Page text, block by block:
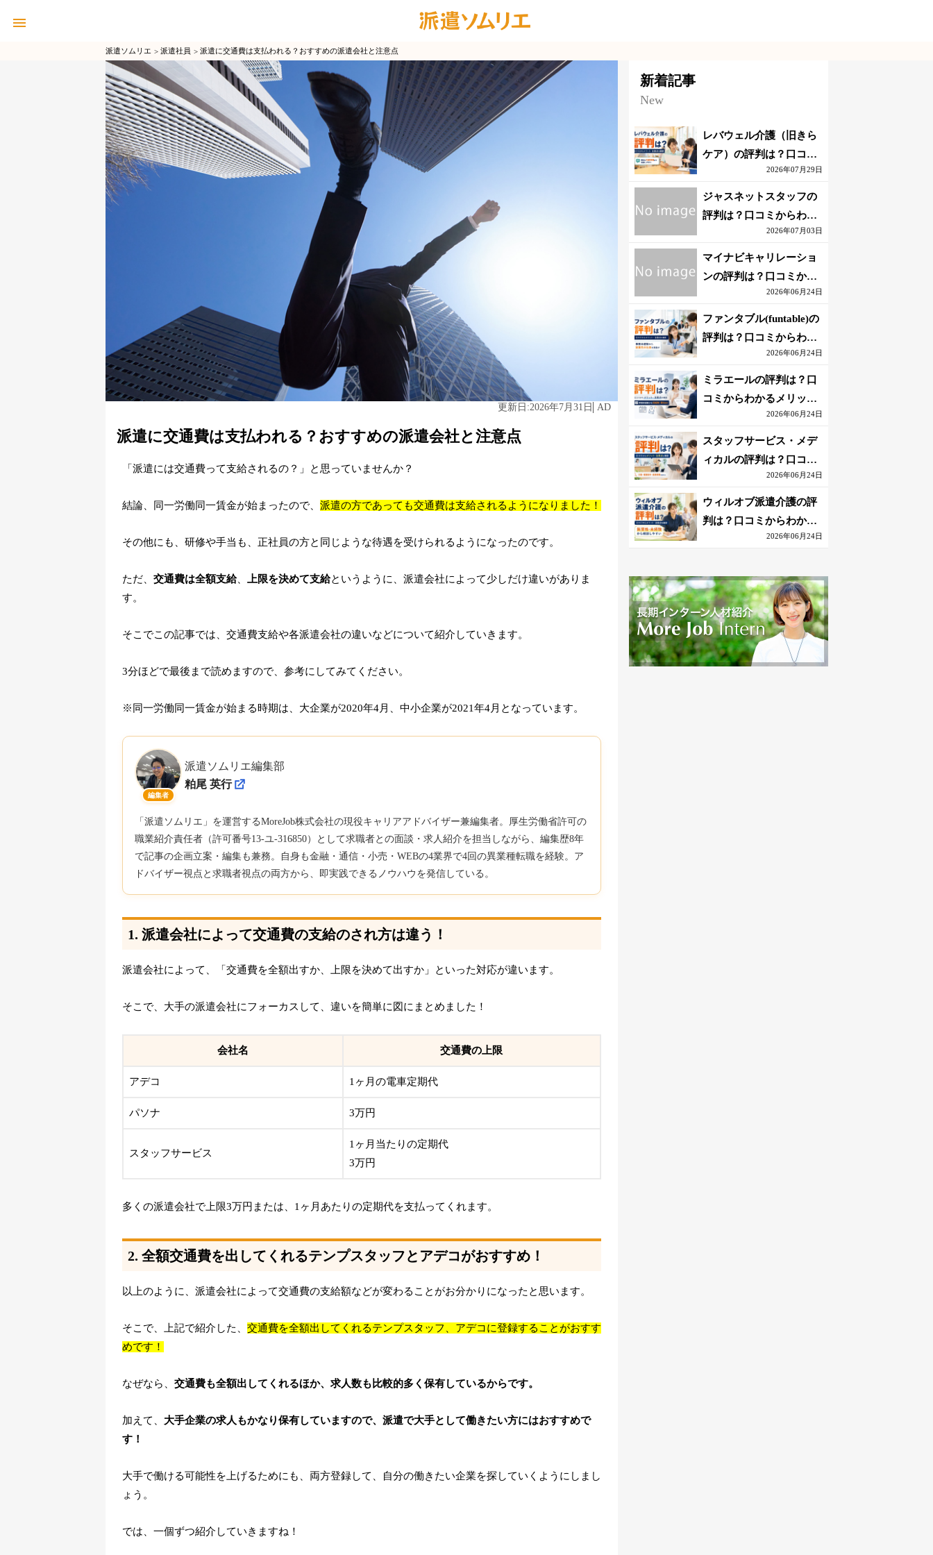
派遣ソムリエ 派遣社員 派遣に交通費は支払われる？おすすめの派遣会社と注意点
更新日:2026年7月31日 AD
派遣に交通費は支払われる？おすすめの派遣会社と注意点
「派遣には交通費って支給されるの？」と思っていませんか？
結論、同一労働同一賃金が始まったので、 派遣の方であっても交通費は支給されるようになりました！
その他にも、研修や手当も、正社員の方と同じような待遇を受けられるようになったのです。
ただ、 交通費は全額支給、 上限を決めて支給というように、派遣会社によって少しだけ違いがありま
す。
そこでこの記事では、交通費支給や各派遣会社の違いなどについて紹介していきます。
3分ほどで最後まで読めますので、参考にしてみてください。
※同一労働同一賃金が始まる時期は、大企業が2020年4月、中小企業が2021年4月となっています。
編集者
派遣ソムリエ編集部
粕尾 英行
「派遣ソムリエ」を運営するMoreJob株式会社の現役キャリアアドバイザー兼編集者。厚生労働省許可の
職業紹介責任者（許可番号13-ユ-316850）として求職者との面談・求人紹介を担当しながら、編集歴8年
で記事の企画立案・編集も兼務。自身も金融・通信・小売・WEBの4業界で4回の異業種転職を経験。ア
ドバイザー視点と求職者視点の両方から、即実践できるノウハウを発信している。
1. 派遣会社によって交通費の支給のされ方は違う！
派遣会社によって、「交通費を全額出すか、上限を決めて出すか」といった対応が違います。
そこで、大手の派遣会社にフォーカスして、違いを簡単に図にまとめました！
会社名 交通費の上限
アデコ 1ヶ月の電車定期代
パソナ 3万円
スタッフサービス
1ヶ月当たりの定期代
3万円
多くの派遣会社で上限3万円または、1ヶ月あたりの定期代を支払ってくれます。
2. 全額交通費を出してくれるテンプスタッフとアデコがおすすめ！
以上のように、派遣会社によって交通費の支給額などが変わることがお分かりになったと思います。
そこで、上記で紹介した、 交通費を全額出してくれるテンプスタッフ、アデコに登録することがおすす
めです！
なぜなら、 交通費も全額出してくれるほか、求人数も比較的多く保有しているからです。
加えて、 大手企業の求人もかなり保有していますので、派遣で大手として働きたい方にはおすすめで
す！
大手で働ける可能性を上げるためにも、両方登録して、自分の働きたい企業を探していくようにしまし
ょう。
では、一個ずつ紹介していきますね！
新着記事
New
レバウェル介護（旧きら
ケア）の評判は？口コミ
からわかるメリット・注
意点を解説
2026年07月29日
ジャスネットスタッフの
評判は？口コミからわか
るメリット・注意点を解
説
2026年07月03日
マイナビキャリレーショ
ンの評判は？口コミから
わかるメリット・注意点
を解説
2026年06月24日
ファンタブル(funtable)の
評判は？口コミからわか
るメリット・注意点を解
説
2026年06月24日
ミラエールの評判は？口
コミからわかるメリッ
ト・注意点を解説2026年06月24日
スタッフサービス・メデ
ィカルの評判は？口コミ
からわかるメリット・注
意点を解説
2026年06月24日
ウィルオブ派遣介護の評
判は？口コミからわかる
メリット・注意点を解説
2026年06月24日